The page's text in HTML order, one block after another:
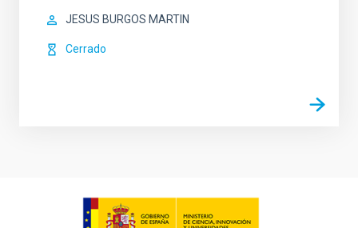
JESUS BURGOS MARTIN
Cerrado